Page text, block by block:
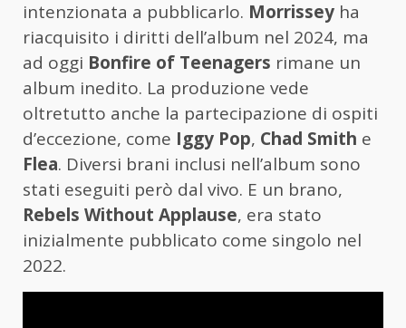
intenzionata a pubblicarlo. Morrissey ha
riacquisito i diritti dell’album nel 2024, ma
ad oggi Bonfire of Teenagers rimane un
album inedito. La produzione vede
oltretutto anche la partecipazione di ospiti
d’eccezione, come Iggy Pop, Chad Smith e
Flea. Diversi brani inclusi nell’album sono
stati eseguiti però dal vivo. E un brano,
Rebels Without Applause, era stato
inizialmente pubblicato come singolo nel
2022.